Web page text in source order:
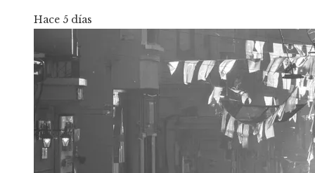
Hace 5 días